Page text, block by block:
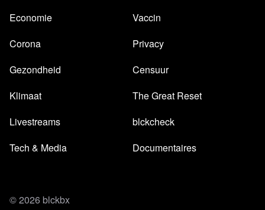
Economie
Corona
Gezondheid
Klimaat
Livestreams
Tech & Media
Vaccin
Privacy
Censuur
The Great Reset
blckcheck
Documentaires
© 2026 blckbx